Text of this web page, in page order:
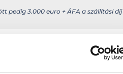
pedig 3.000 euro + ÁFA a szállítási díj